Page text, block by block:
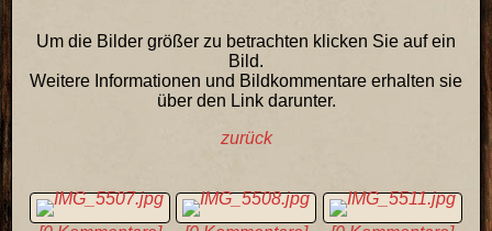
Um die Bilder größer zu betrachten klicken Sie auf ein
Bild.
Weitere Informationen und Bildkommentare erhalten sie
über den Link darunter.
zurück